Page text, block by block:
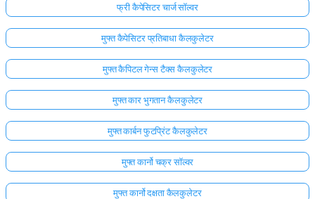
फ्री कैपेसिटर चार्ज सॉल्वर
मुफ्त कैपेसिटर प्रतिबाधा कैलकुलेटर
मुफ्त कैपिटल गेन्स टैक्स कैलकुलेटर
मुफ्त कार भुगतान कैलकुलेटर
मुफ्त कार्बन फुटप्रिंट कैलकुलेटर
मुफ्त कार्नो चक्र सॉल्वर
मुफ्त कार्नो दक्षता कैलकुलेटर